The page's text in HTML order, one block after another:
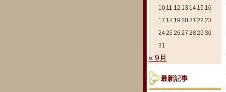
10 11 12 13 14 15 16
17 18 19 2021 22 23
2425 26 27 28 29 30
31
« 9月
最新記事